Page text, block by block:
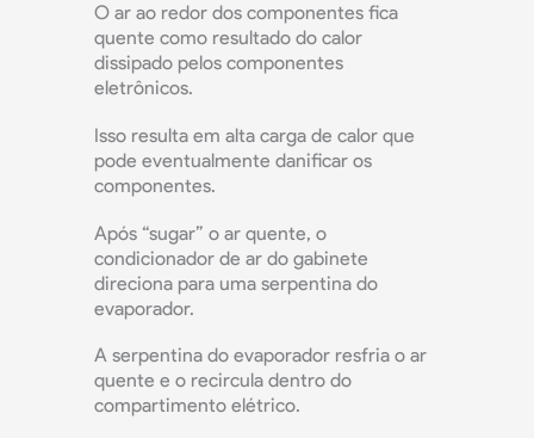
O ar ao redor dos componentes fica
quente como resultado do calor
dissipado pelos componentes
eletrônicos.
Isso resulta em alta carga de calor que
pode eventualmente danificar os
componentes.
Após “sugar” o ar quente, o
condicionador de ar do gabinete
direciona para uma serpentina do
evaporador.
A serpentina do evaporador resfria o ar
quente e o recircula dentro do
compartimento elétrico.